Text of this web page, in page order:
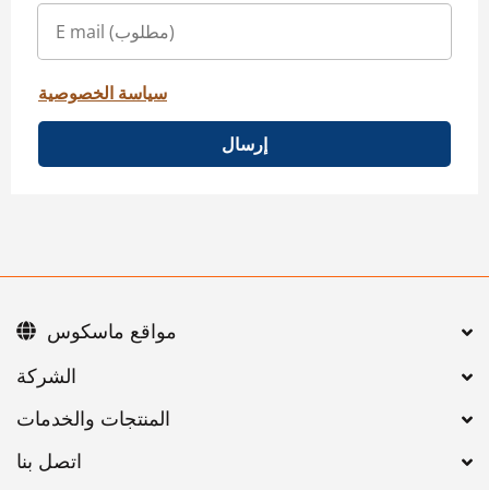
سياسة الخصوصية
إرسال
اتصل بنا
مواقع ماسكوس